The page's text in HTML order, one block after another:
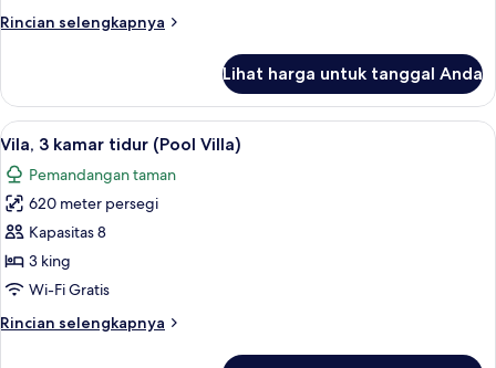
Rincian selengkapnya
Rincian
Suite,
teras
Lihat harga untuk tanggal Anda
Lihat
semua
foto
untuk
Vila,
3
kamar
(Pool
16
Vila, 3 kamar tidur (Pool Villa)
Pemandangan taman
620 meter persegi
Kapasitas 8
3 king
Wi-Fi Gratis
Rincian selengkapnya
Rincian